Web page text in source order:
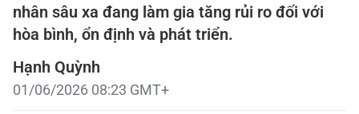
nhân sâu xa đang làm gia tăng rủi ro đối với
hòa bình, ổn định và phát triển.
Hạnh Quỳnh
01/06/2026 08:23 GMT+